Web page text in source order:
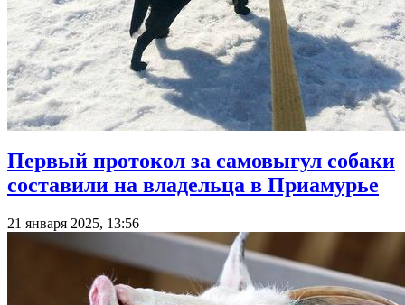
Первый протокол за самовыгул собаки
составили на владельца в Приамурье
21 января 2025, 13:56